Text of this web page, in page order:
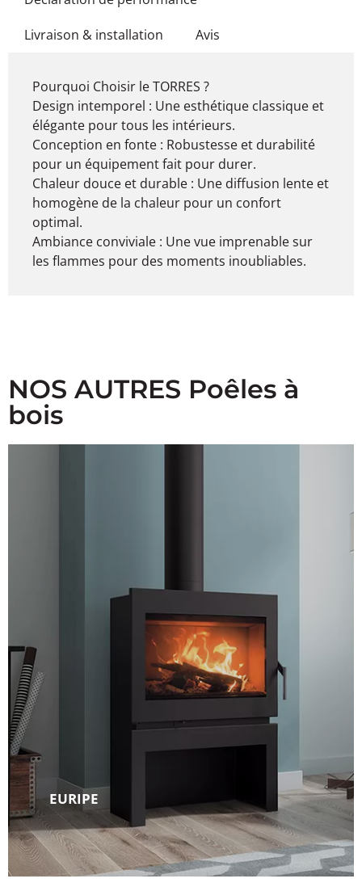
Livraison & installation
Avis
Pourquoi Choisir le TORRES ?
Design intemporel : Une esthétique classique et
élégante pour tous les intérieurs.
Conception en fonte : Robustesse et durabilité
pour un équipement fait pour durer.
Chaleur douce et durable : Une diffusion lente et
homogène de la chaleur pour un confort
optimal.
Ambiance conviviale : Une vue imprenable sur
les flammes pour des moments inoubliables.
NOS AUTRES Poêles à
bois
EURIPE